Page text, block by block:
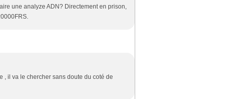
une analyze ADN? Directement en prison,
, il va le chercher sans doute du coté de